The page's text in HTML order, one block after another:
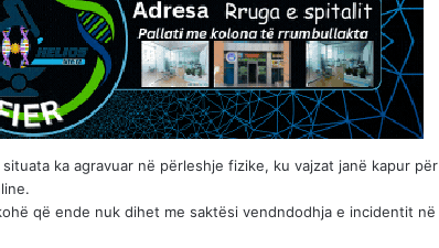
ka agravuar në përleshje fizike, ku vajzat janë kapur për
që ende nuk dihet me saktësi vendndodhja e incidentit në